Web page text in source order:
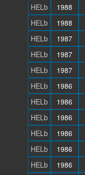
HELb
1988
HELb
1988
HELb
1987
HELb
1987
HELb
1987
HELb
1986
HELb
1986
HELb
1986
HELb
1986
HELb
1986
HELb
1986